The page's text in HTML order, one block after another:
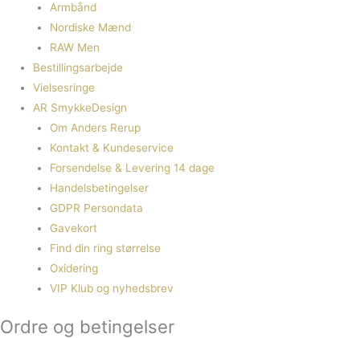
Armbånd
Nordiske Mænd
RAW Men
Bestillingsarbejde
Vielsesringe
AR SmykkeDesign
Om Anders Rerup
Kontakt & Kundeservice
Forsendelse & Levering 14 dage
Handelsbetingelser
GDPR Persondata
Gavekort
Find din ring størrelse
Oxidering
VIP Klub og nyhedsbrev
Ordre og betingelser